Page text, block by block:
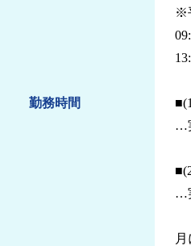
勤務時間
※
…
…